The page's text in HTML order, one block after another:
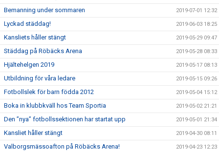
Bemanning under sommaren 2019-07-01 12:32
Lyckad städdag! 2019-06-03 18:25
Kansliets håller stängt 2019-05-29 09:47
Städdag på Röbäcks Arena 2019-05-28 08:33
Hjältehelgen 2019 2019-05-17 08:13
Utbildning för våra ledare 2019-05-15 09:26
Fotbollslek för barn födda 2012 2019-05-04 15:12
Boka in klubbkväll hos Team Sportia 2019-05-02 21:21
Den ”nya” fotbollssektionen har startat upp 2019-05-01 21:34
Kansliet håller stängt 2019-04-30 08:11
Valborgsmässoafton på Röbäcks Arena! 2019-04-23 12:23